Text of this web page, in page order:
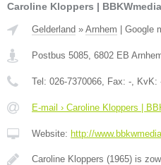
Caroline Kloppers |
Gelderland » Arnhem Google
Postbus 5085, 6802 EB
Tel: 026-7370066, Fax: -, KvK:
E-mail › Caroline Kloppers |
Website: http://
Caroline Kloppers (1965) is